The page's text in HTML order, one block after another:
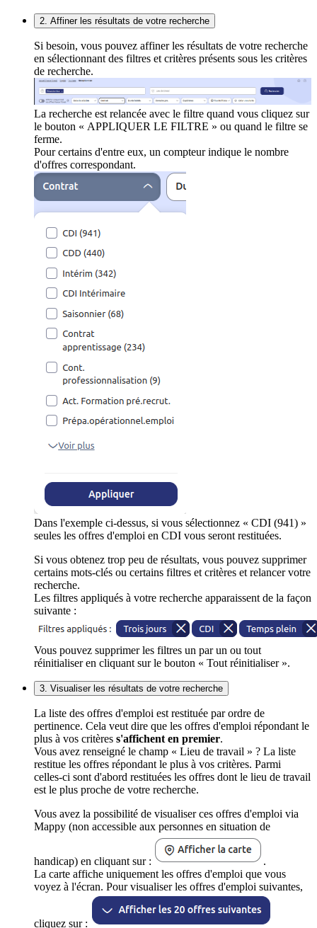
2. Affiner les résultats de votre recherche
Si besoin, vous pouvez affiner les résultats de votre recherche
en sélectionnant des filtres et critères présents sous les critères
de recherche.
La recherche est relancée avec le filtre quand vous cliquez sur
le bouton « APPLIQUER LE FILTRE » ou quand le filtre se
ferme.
Pour certains d'entre eux, un compteur indique le nombre
d'offres correspondant.
Dans l'exemple ci-dessus, si vous sélectionnez « CDI (941) »
seules les offres d'emploi en CDI vous seront restituées.
Si vous obtenez trop peu de résultats, vous pouvez supprimer
certains mots-clés ou certains filtres et critères et relancer votre
recherche.
Les filtres appliqués à votre recherche apparaissent de la façon
suivante :
Vous pouvez supprimer les filtres un par un ou tout
réinitialiser en cliquant sur le bouton « Tout réinitialiser ».
3. Visualiser les résultats de votre recherche
La liste des offres d'emploi est restituée par ordre de
pertinence. Cela veut dire que les offres d'emploi répondant le
plus à vos critères s'affichent en premier.
Vous avez renseigné le champ « Lieu de travail » ? La liste
restitue les offres répondant le plus à vos critères. Parmi
celles-ci sont d'abord restituées les offres dont le lieu de travail
est le plus proche de votre recherche.
Vous avez la possibilité de visualiser ces offres d'emploi via
Mappy (non accessible aux personnes en situation de
handicap) en cliquant sur :
.
La carte affiche uniquement les offres d'emploi que vous
voyez à l'écran. Pour visualiser les offres d'emploi suivantes,
cliquez sur :